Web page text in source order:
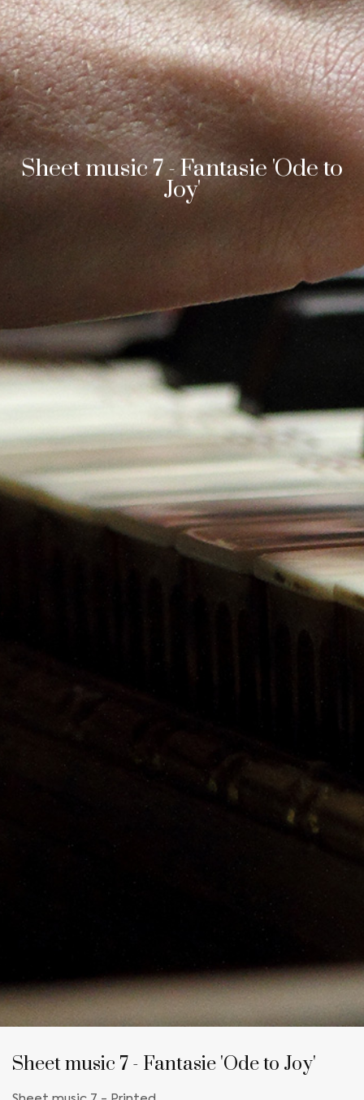
Sheet music 7 - Fantasie 'Ode to
Joy'
Sheet music 7 - Fantasie 'Ode to Joy'